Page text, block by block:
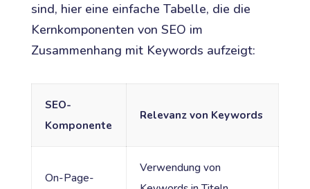
sind, hier eine einfache Tabelle, die die
Kernkomponenten von SEO im
Zusammenhang mit Keywords aufzeigt:
SEO-
Komponente
Relevanz von Keywords
On-Page-
Verwendung von